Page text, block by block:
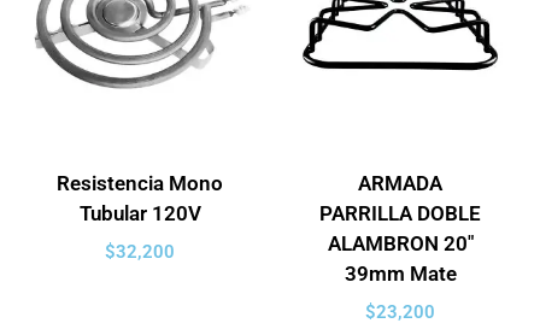
Resistencia Mono
Tubular 120V
$32,200
ARMADA
PARRILLA DOBLE
ALAMBRON 20″
39mm Mate
$23,200